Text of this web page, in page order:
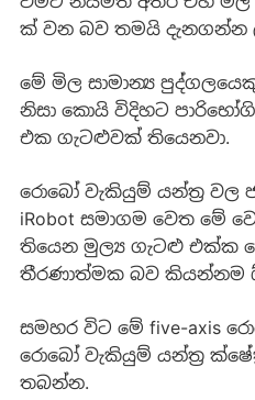
ක් වන බව තමයි දැනගන්න
මේ මිල සාමාන්‍ය
නිසා කොයි විදිහට
එක ගැටළුවක් තියෙනවා.
රොබෝ වැකියුම් යන්ත්‍ර වල
iRobot සමාගම වෙත මේ
තියෙන මුල්‍ය ගැටළු එක්ක
තීරණාත්මක බව කියන්නම
සමහර විට මේ five-axis
රොබෝ වැකියුම් යන්ත්‍ර
තබන්න.